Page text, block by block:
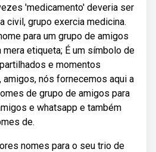
'medicamento' deveria ser
civil, grupo exercia medicina.
para um grupo de amigos
etiqueta; É um símbolo de
e momentos
nós fornecemos aqui a
de grupo de amigos para
e whatsapp e também
de.
nomes para o seu trio de